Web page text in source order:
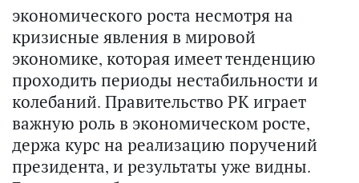
экономического роста несмотря на
кризисные явления в мировой
экономике, которая имеет тенденцию
проходить периоды нестабильности и
колебаний. Правительство РК играет
важную роль в экономическом росте,
держа курс на реализацию поручений
президента, и результаты уже видны.